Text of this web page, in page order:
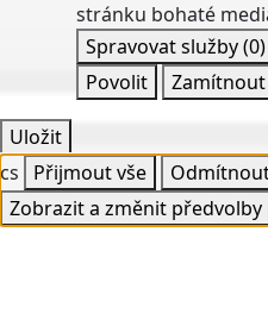
stránku bohaté
Spravovat služby(0)
Povolit
Zamítnout
Uložit
cs
Přijmout vše
Zobrazit a změnit